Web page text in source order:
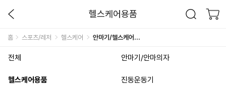
헬스케어용품
홈 스포츠/레저 헬스케어 안마기/헬스케어용품
전체 안마기/안마의자
헬스케어용품 진동운동기